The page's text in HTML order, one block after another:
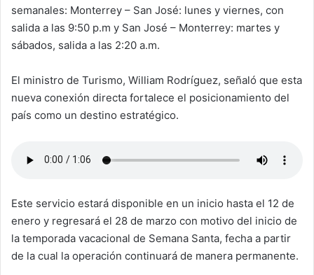
semanales: Monterrey – San José: lunes y viernes, con
salida a las 9:50 p.m y San José – Monterrey: martes y
sábados, salida a las 2:20 a.m.
El ministro de Turismo, William Rodríguez, señaló que esta
nueva conexión directa fortalece el posicionamiento del
país como un destino estratégico.
Este servicio estará disponible en un inicio hasta el 12 de
enero y regresará el 28 de marzo con motivo del inicio de
la temporada vacacional de Semana Santa, fecha a partir
de la cual la operación continuará de manera permanente.